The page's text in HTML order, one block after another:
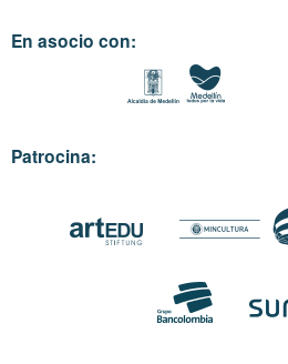
En asocio con:
Patrocina: